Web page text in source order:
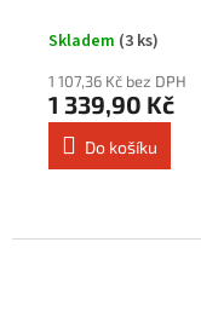
Skladem (3 ks)
1 107,36 Kč bez DPH
1 339,90 Kč
Do košíku